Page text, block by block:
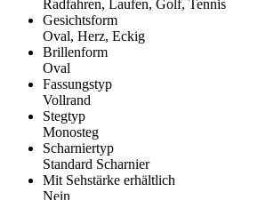
Radfahren, Laufen, Golf, Tennis
Gesichtsform
Oval, Herz, Eckig
Brillenform
Oval
Fassungstyp
Vollrand
Stegtyp
Monosteg
Scharniertyp
Standard Scharnier
Mit Sehstärke erhältlich
Nein